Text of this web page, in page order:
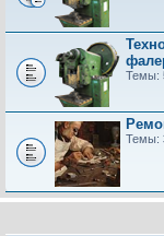
Темы:
Темы: